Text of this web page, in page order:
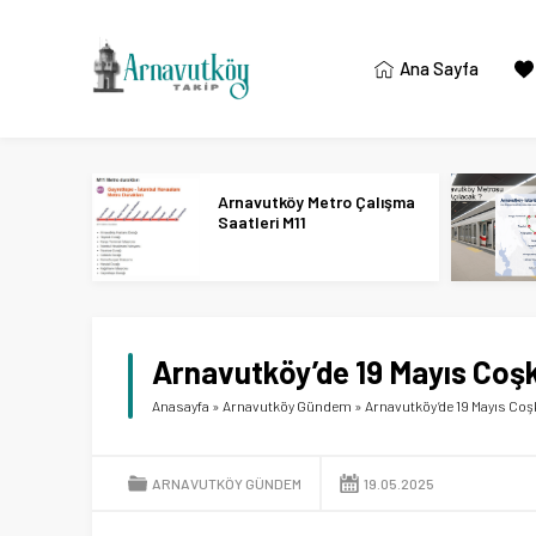
Ana Sayfa
Arnavutköy Metro Çalışma
Saatleri M11
Arnavutköy’de 19 Mayıs
Anasayfa » Arnavutköy Gündem » Arnavutköy’de 19 Mayıs
ARNAVUTKÖY GÜNDEM 19.05.2025